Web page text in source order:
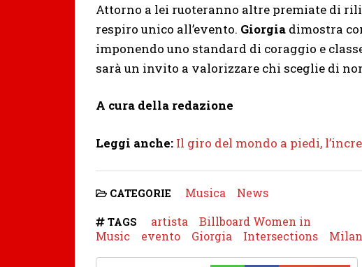
Attorno a lei ruoteranno altre premiate di
respiro unico all’evento. Giorgia dimostra
imponendo uno standard di coraggio e
sarà un invito a valorizzare chi sceglie di
A cura della redazione
Leggi anche: Il giro del mondo a piedi,
CATEGORIE Musica News
TAGS artista
Billboard Women in
Music
evento Giorgia Intersections